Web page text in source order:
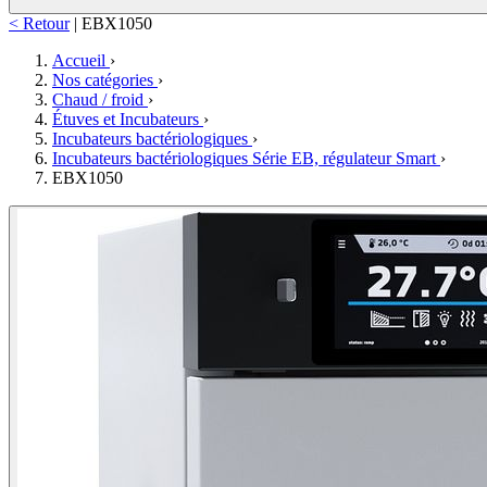
< Retour | EBX1050
Accueil ›
Nos catégories ›
Chaud / froid ›
Étuves et Incubateurs ›
Incubateurs bactériologiques ›
Incubateurs bactériologiques Série EB, régulateur Smart ›
EBX1050